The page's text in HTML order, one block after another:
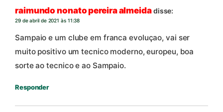
raimundo nonato pereira almeidadisse:
29 de abril de 2021 às 11:38
Sampaio e um clube em franca evoluçao, vai ser
muito positivo um tecnico moderno, europeu, boa
sorte ao tecnico e ao Sampaio.
Responder